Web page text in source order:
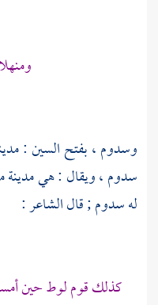
وسدوم، بفتح السين :
سدوم، ويقال : هي مدينة
له سدوم ; قال الشاعر :
كذلكقوم لوطحين